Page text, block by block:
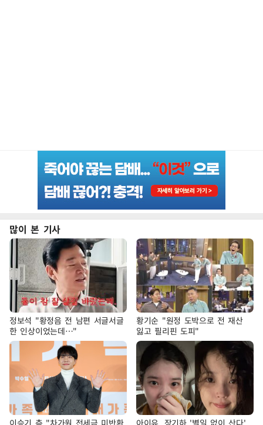
많이 본 기사
정보석 "황정음 전 남편 서글서글
한 인상이었는데…"
황기순 "원정 도박으로 전 재산
잃고 필리핀 도피"
이승기 측 "차가원 전세금 미반환 아이유, 장기하 '별일 없이 산다'